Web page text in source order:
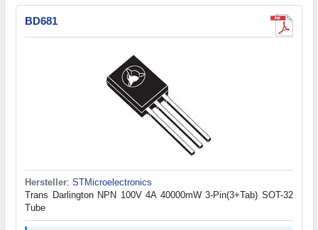
BD681
Hersteller: STMicroelectronics
Trans Darlington NPN 100V 4A 40000mW 3-Pin(3+Tab) SOT-32
Tube